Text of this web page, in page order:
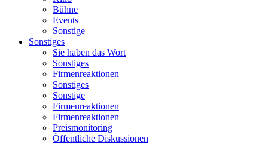
Bühne
Events
Sonstige
Sonstiges
Sie haben das Wort
Sonstiges
Firmenreaktionen
Sonstiges
Sonstige
Firmenreaktionen
Firmenreaktionen
Preismonitoring
Öffentliche Diskussionen